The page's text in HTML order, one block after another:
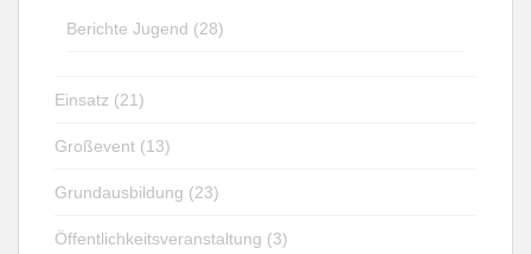
Berichte Jugend (28)
Einsatz (21)
Großevent (13)
Grundausbildung (23)
Öffentlichkeitsveranstaltung (3)